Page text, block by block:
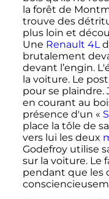
la forêt de
trouve des
plus loin et
Une Renault 4L
brutalement
devant l’engin.
la voiture. Le
pour se plaindre.
en courant au
présence d'un «
place la tôle de
vers lui les deux
Godefroy utilise
sur la voiture. Le
pendant que les